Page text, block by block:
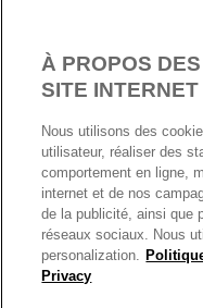
Politique des cookies
Politique de confidentialité
Conditions générales de
Conditions générales de
Plateforme ODR
Information sur le
Index égalité Femme/
FRANCE
France
© TOUS DROITS
À PROPOS
SITE INTERNET
Nous utilisons des
utilisateur, réaliser des
comportement en ligne,
internet et de nos
de la publicité, ainsi que
réseaux sociaux. Nous
personalization.
Privacy